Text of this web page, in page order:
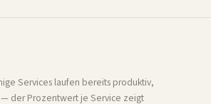
Services laufen bereits produktiv,
— der Prozentwert je Service zeigt